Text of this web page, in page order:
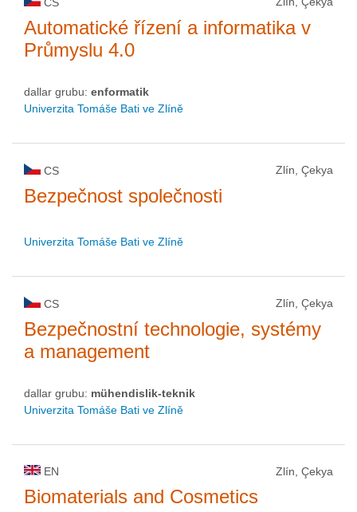
Automatické řízení a informatika v
Průmyslu 4.0
dallar grubu: enformatik
Univerzita Tomáše Bati ve Zlíně
CS Zlín, Çekya
Bezpečnost společnosti
Univerzita Tomáše Bati ve Zlíně
CS Zlín, Çekya
Bezpečnostní technologie, systémy
a management
dallar grubu: mühendislik-teknik
Univerzita Tomáše Bati ve Zlíně
EN Zlín, Çekya
Biomaterials and Cosmetics